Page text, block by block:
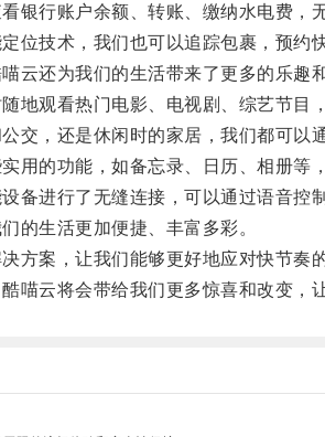
行账户余额、转账、缴纳水电费，无
技术，我们也可以追踪包裹，预约
还为我们的生活带来了更多的乐趣和
观看热门电影、电视剧、综艺节目，
，还是休闲时的家居，我们都可以
的功能，如备忘录、日历、相册等，
进行了无缝连接，可以通过语音控制
生活更加便捷、丰富多彩。
案，让我们能够更好地应对快节奏的
云将会带给我们更多惊喜和改变，让